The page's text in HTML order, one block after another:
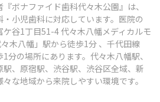
ボナファイド歯科代々木公園』は、
小児歯科に対応しています。医院の
谷1丁目51-4 代々木八幡メディカルモ
木八幡」駅から徒歩1分 、千代田線
1分の場所にあります。代々木八幡駅、
、原宿駅、渋谷駅、渋谷区全域、新
な地域から来院しやすい環境です。
科・定期健診